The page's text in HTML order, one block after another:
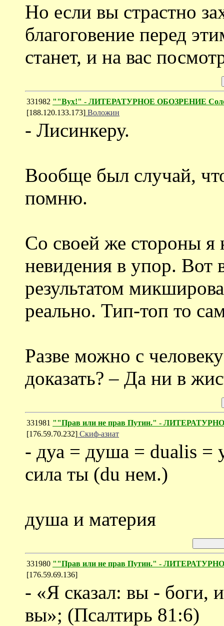
Но если вы страстно
благоговение перед
станет, и на вас
331982 ""Вух!" - ЛИТЕРАТУРНОЕ ОБОЗРЕНИЕ
[188.120.133.173] Воложин
- Лисинкеру.
Вообще был случай,
помню.
Со своей же стороны
невидения в упор. Вот
результатом
реально. Тип-топ то
Разве можно с
доказать? – Да ни в
331981 ""Прав или не прав Путин." -
[176.59.70.232] Скиф-азиат
- дуа = душа = dualis =
сила ты (du нем.)
душа и материя
331980 ""Прав или не прав Путин." -
[176.59.69.136]
- «Я сказал: вы - боги,
вы»; (Псалтирь 81:6)